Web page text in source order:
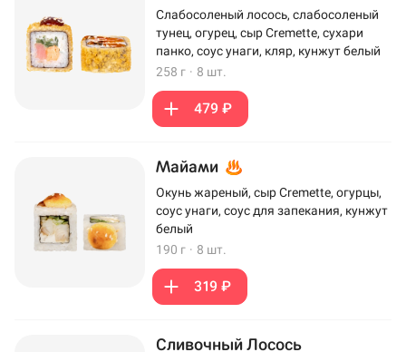
Слабосоленый лосось, слабосоленый
тунец, огурец, сыр Cremette, сухари
панко, соус унаги, кляр, кунжут белый
258 г · 8 шт.
479 ₽
Майами
Окунь жареный, сыр Cremette, огурцы,
соус унаги, соус для запекания, кунжут
белый
190 г · 8 шт.
319 ₽
Сливочный Лосось